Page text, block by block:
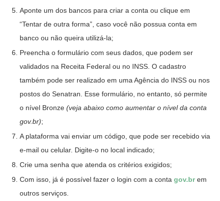
Aponte um dos bancos para criar a conta ou clique em
“Tentar de outra forma”, caso você não possua conta em
banco ou não queira utilizá-la;
Preencha o formulário com seus dados, que podem ser
validados na Receita Federal ou no INSS. O cadastro
também pode ser realizado em uma Agência do INSS ou nos
postos do Senatran. Esse formulário, no entanto, só permite
o nível Bronze (veja abaixo como aumentar o nível da conta
gov.br);
A plataforma vai enviar um código, que pode ser recebido via
e-mail ou celular. Digite-o no local indicado;
Crie uma senha que atenda os critérios exigidos;
Com isso, já é possível fazer o login com a conta gov.brem
outros serviços.